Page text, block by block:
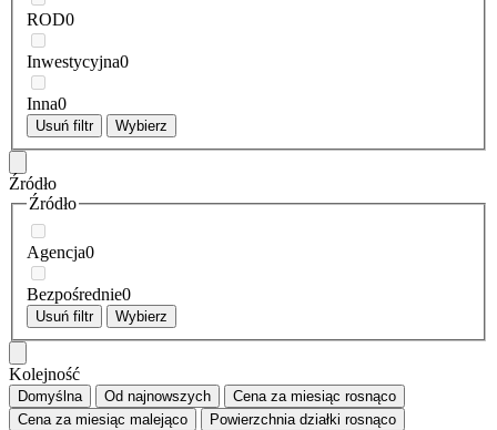
ROD0
Inwestycyjna0
Inna0
Usuń filtr Wybierz
Źródło
Źródło
Agencja0
Bezpośrednie0
Usuń filtr Wybierz
Kolejność
Domyślna Od najnowszych Cena za miesiąc rosnąco
Cena za miesiąc malejąco Powierzchnia działki rosnąco